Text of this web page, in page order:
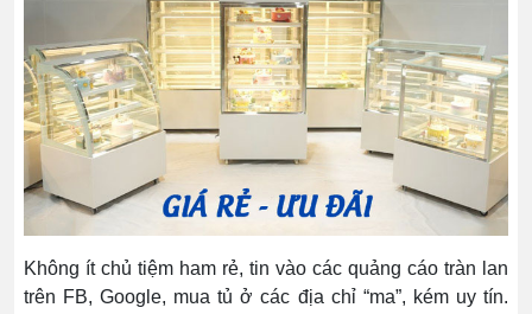
Không ít chủ tiệm ham rẻ, tin vào các quảng cáo tràn lan
trên FB, Google, mua tủ ở các địa chỉ “ma”, kém uy tín.